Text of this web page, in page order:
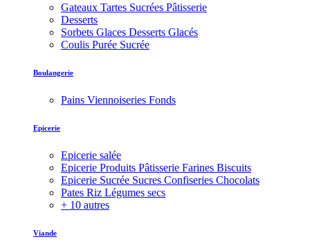
Gateaux Tartes Sucrées Pâtisserie
Desserts
Sorbets Glaces Desserts Glacés
Coulis Purée Sucrée
Boulangerie
Pains Viennoiseries Fonds
Epicerie
Epicerie salée
Epicerie Produits Pâtisserie Farines Biscuits
Epicerie Sucrée Sucres Confiseries Chocolats
Pates Riz Légumes secs
+ 10 autres
Viande